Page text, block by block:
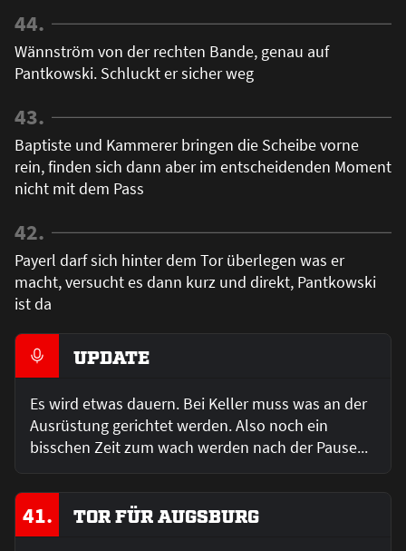
44.
Wännström von der rechten Bande, genau auf
Pantkowski. Schluckt er sicher weg
43.
Baptiste und Kammerer bringen die Scheibe vorne
rein, finden sich dann aber im entscheidenden Moment
nicht mit dem Pass
42.
Payerl darf sich hinter dem Tor überlegen was er
macht, versucht es dann kurz und direkt, Pantkowski
ist da
UPDATE
Es wird etwas dauern. Bei Keller muss was an der
Ausrüstung gerichtet werden. Also noch ein
bisschen Zeit zum wach werden nach der Pause...
41. TOR FÜR AUGSBURG